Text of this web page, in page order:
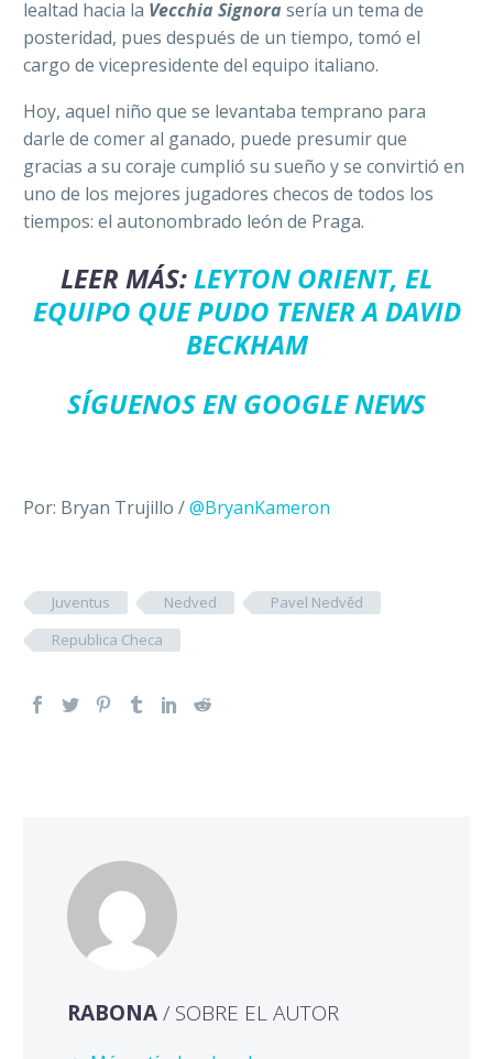
lealtad hacia la Vecchia Signora sería un tema de
posteridad, pues después de un tiempo, tomó el
cargo de vicepresidente del equipo italiano.
Hoy, aquel niño que se levantaba temprano para
darle de comer al ganado, puede presumir que
gracias a su coraje cumplió su sueño y se convirtió en
uno de los mejores jugadores checos de todos los
tiempos: el autonombrado león de Praga.
LEER MÁS:LEYTON ORIENT, EL
EQUIPO QUE PUDO TENER A DAVID
BECKHAM
SÍGUENOS EN GOOGLE NEWS
Por: Bryan Trujillo /@BryanKameron
Juventus Nedved
Pavel Nedvěd
Republica Checa
RABONA/ SOBRE EL AUTOR